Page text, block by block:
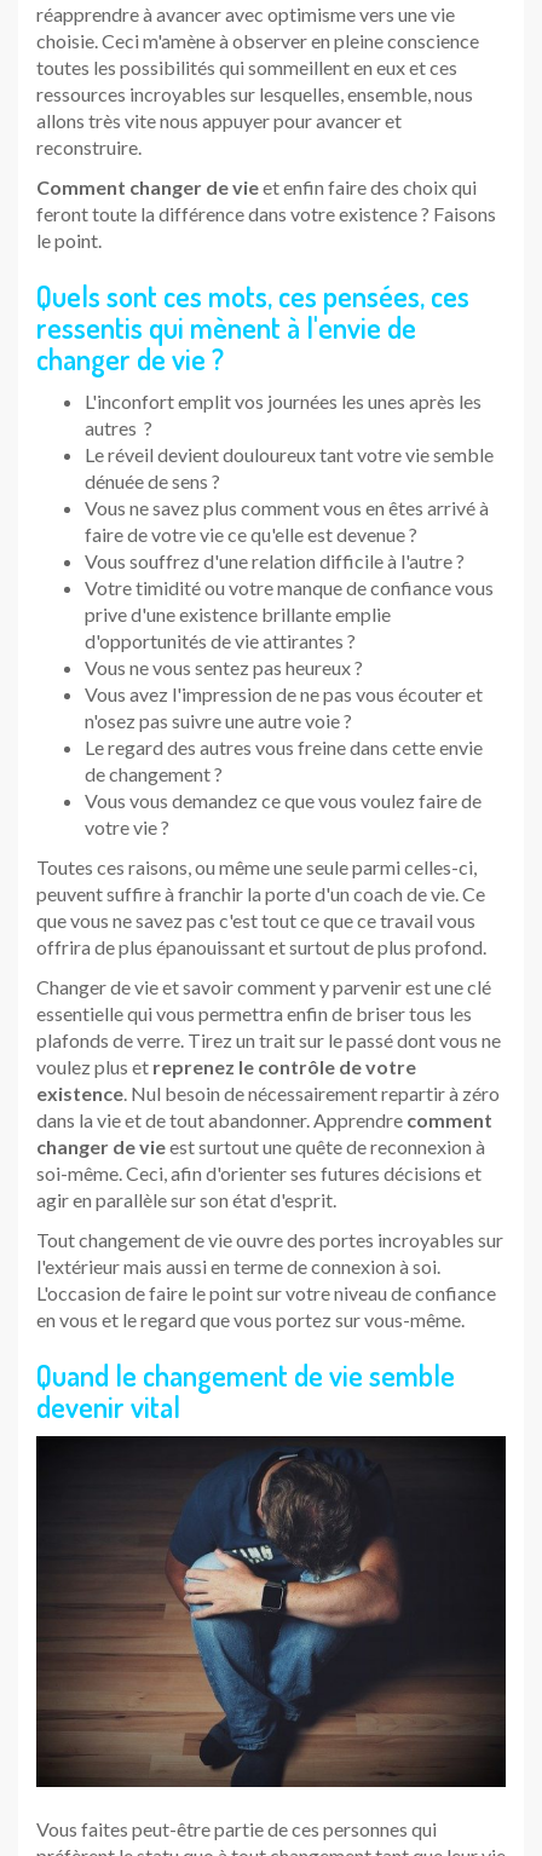
réapprendre à avancer avec optimisme vers une vie
choisie. Ceci m'amène à observer en pleine conscience
toutes les possibilités qui sommeillent en eux et ces
ressources incroyables sur lesquelles, ensemble, nous
allons très vite nous appuyer pour avancer et
reconstruire.
Comment changer de vieet enfin faire des choix qui
feront toute la différence dans votre existence ? Faisons
le point.
Quels sont ces mots, ces pensées, ces
ressentis qui mènent à l'envie de
changer de vie ?
L'inconfort emplit vos journées les unes après les
autres ?
Le réveil devient douloureux tant votre vie semble
dénuée de sens ?
Vous ne savez plus comment vous en êtes arrivé à
faire de votre vie ce qu'elle est devenue ?
Vous souffrez d'une relation difficile à l'autre ?
Votre timidité ou votre manque de confiance vous
prive d'une existence brillante emplie
d'opportunités de vie attirantes ?
Vous ne vous sentez pas heureux ?
Vous avez l'impression de ne pas vous écouter et
n'osez pas suivre une autre voie ?
Le regard des autres vous freine dans cette envie
de changement ?
Vous vous demandez ce que vous voulez faire de
votre vie ?
Toutes ces raisons, ou même une seule parmi celles-ci,
peuvent suffire à franchir la porte d'un coach de vie. Ce
que vous ne savez pas c'est tout ce que ce travail vous
offrira de plus épanouissant et surtout de plus profond.
Changer de vie et savoir comment y parvenir est une clé
essentielle qui vous permettra enfin de briser tous les
plafonds de verre. Tirez un trait sur le passé dont vous ne
voulez plus et reprenez le contrôle de votre
existence . Nul besoin de nécessairement repartir à zéro
dans la vie et de tout abandonner. Apprendre comment
changer de vieest surtout une quête de reconnexion à
soi-même. Ceci, afin d'orienter ses futures décisions et
agir en parallèle sur son état d'esprit.
Tout changement de vie ouvre des portes incroyables sur
l'extérieur mais aussi en terme de connexion à soi.
L'occasion de faire le point sur votre niveau de confiance
en vous et le regard que vous portez sur vous-même.
Quand le changement de vie semble
devenir vital
Vous faites peut-être partie de ces personnes qui